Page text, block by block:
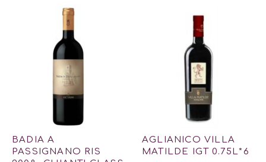
BADIA A
PASSIGNANO RIS
AGLIANICO VILLA
MATILDE IGT 0.75L*6